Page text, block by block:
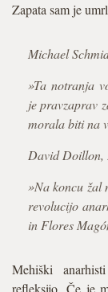
Zapata sam je
Michael
»Ta notranja
je pravzaprav
morala biti na
David Doillon,
»Na koncu žal
revolucijo
in Flores
Mehiški
refleksijo. Če je